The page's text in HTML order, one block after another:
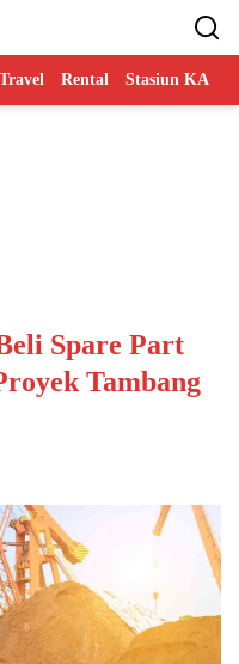
Travel Rental Stasiun KA
Spare Part
Tambang